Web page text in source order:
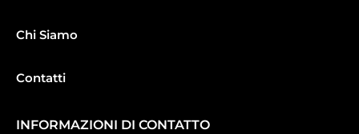
Chi Siamo
Contatti
INFORMAZIONI DI CONTATTO